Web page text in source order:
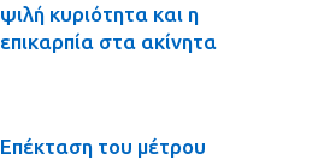
ψιλή κυριότητα και η
επικαρπία στα ακίνητα
Επέκταση του μέτρου